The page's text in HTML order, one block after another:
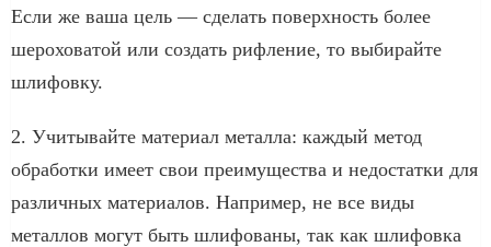
Если же ваша цель — сделать поверхность более
шероховатой или создать рифление, то выбирайте
шлифовку.
2. Учитывайте материал металла: каждый метод
обработки имеет свои преимущества и недостатки для
различных материалов. Например, не все виды
металлов могут быть шлифованы, так как шлифовка